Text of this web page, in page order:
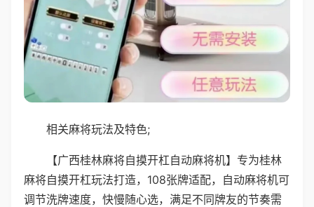
相关麻将玩法及特色;
【广西桂林麻将自摸开杠自动麻将机】专为桂林
麻将自摸开杠玩法打造，108张牌适配，自动麻将机可
调节洗牌速度，快慢随心选，满足不同牌友的节奏需